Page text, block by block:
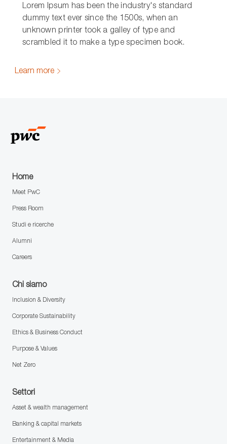
Lorem Ipsum has been the industry's standard
dummy text ever since the 1500s, when an
unknown printer took a galley of type and
scrambled it to make a type specimen book.
Learn more
Home
Meet PwC
Press Room
Studi e ricerche
Alumni
Careers
Chi siamo
Inclusion & Diversity
Corporate Sustainability
Ethics & Business Conduct
Purpose & Values
Net Zero
Settori
Asset & wealth management
Banking & capital markets
Entertainment & Media